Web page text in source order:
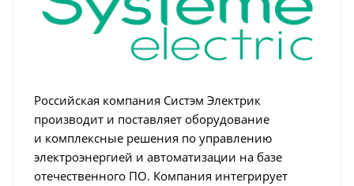
Российская компания Систэм Электрик
производит и поставляет оборудование
и комплексные решения по управлению
электроэнергией и автоматизации на базе
отечественного ПО. Компания интегрирует